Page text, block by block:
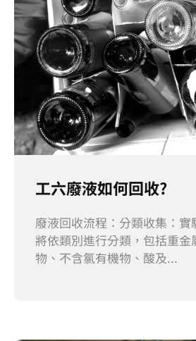
工六廢液如何回收?
廢液回收流程：分類收集：
將依類別進行分類，包括重金
物、不含氯有機物、酸及...